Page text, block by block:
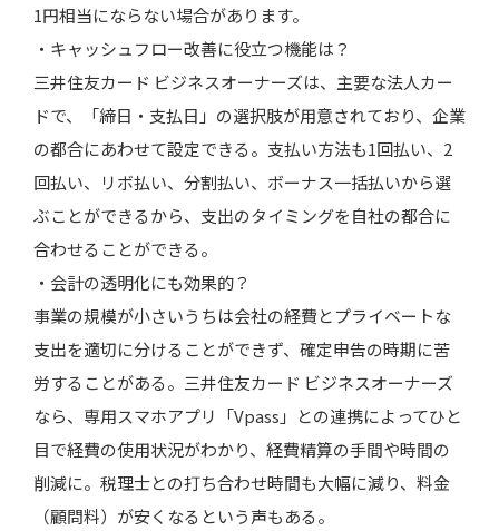
1円相当にならない場合があります。
・キャッシュフロー改善に役立つ機能は？
三井住友カード ビジネスオーナーズは、主要な法人カー
ドで、「締日・支払日」の選択肢が用意されており、企業
の都合にあわせて設定できる。支払い方法も1回払い、2
回払い、リボ払い、分割払い、ボーナス一括払いから選
ぶことができるから、支出のタイミングを自社の都合に
合わせることができる。
・会計の透明化にも効果的？
事業の規模が小さいうちは会社の経費とプライベートな
支出を適切に分けることができず、確定申告の時期に苦
労することがある。三井住友カード ビジネスオーナーズ
なら、専用スマホアプリ「Vpass」との連携によってひと
目で経費の使用状況がわかり、経費精算の手間や時間の
削減に。税理士との打ち合わせ時間も大幅に減り、料金
（顧問料）が安くなるという声もある。